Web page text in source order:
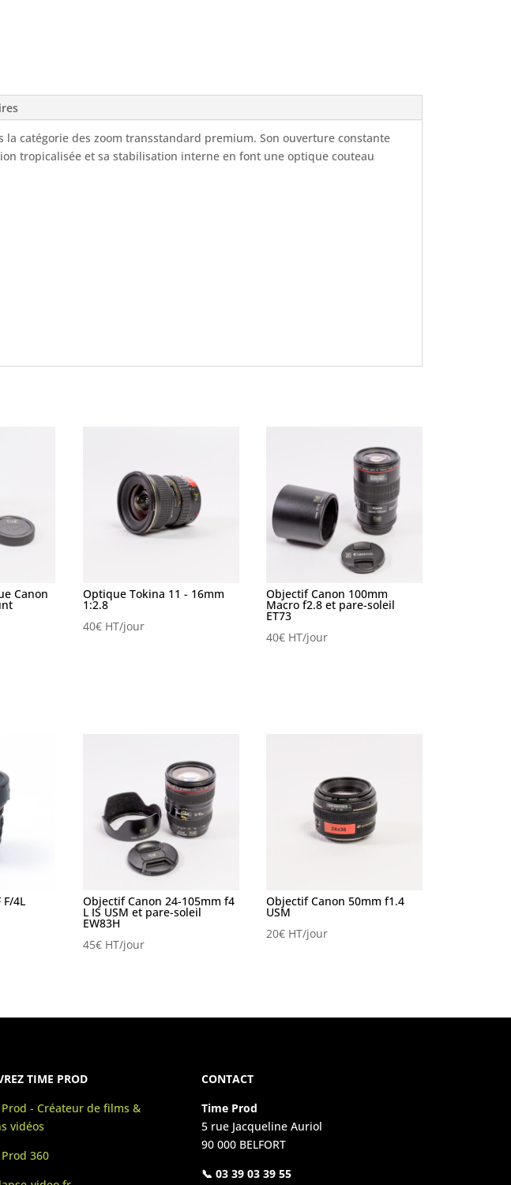
la catégorie des zoom transstandard premium. Son ouverture constante
tropicalisée et sa stabilisation interne en font une optique couteau
Canon Optique Tokina 11 - 16mm
1:2.8
40€HT/jour
Objectif Canon 100mm
Macro f2.8 et pare-soleil
ET73
40€HT/jour
F/4L Objectif Canon 24-105mm f4
L IS USM et pare-soleil
EW83H
45€HT/jour
Objectif Canon 50mm f1.4
USM
20€HT/jour
TIME PROD
- Créateur de films &
vidéos
360
CONTACT
Time Prod
5 rue Jacqueline Auriol
90 000 BELFORT
📞 03 39 03 39 55